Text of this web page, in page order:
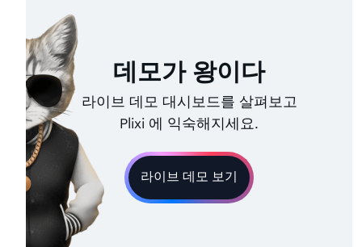
데모가 왕이다
라이브 데모 대시보드를 살펴보고
Plixi 에 익숙해지세요.
라이브 데모 보기